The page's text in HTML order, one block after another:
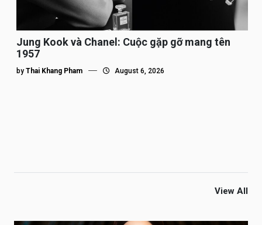
Jung Kook và Chanel: Cuộc gặp gỡ mang tên
1957
by Thai Khang Pham August 6, 2026
View All